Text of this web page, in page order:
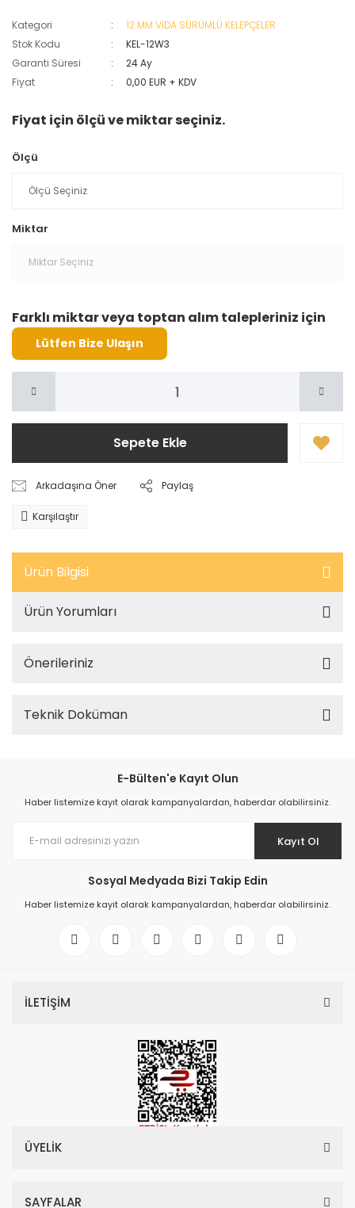
Kategori
12 MM VİDA SÜRÜMLÜ KELEPÇELER
Stok Kodu
KEL-12W3
Garanti Süresi
24 Ay
Fiyat
0,00 EUR + KDV
Fiyat için ölçü ve miktar seçiniz.
Ölçü
Miktar
Farklı miktar veya toptan alım talepleriniz için
Lütfen Bize Ulaşın
Sepete Ekle
Arkadaşına Öner Paylaş
Karşılaştır
Ürün Bilgisi
Ürün Yorumları
Önerileriniz
Teknik Doküman
E-Bülten'e Kayıt Olun
Haber listemize kayıt olarak kampanyalardan, haberdar olabilirsiniz.
Kayıt Ol
Sosyal Medyada Bizi Takip Edin
Haber listemize kayıt olarak kampanyalardan, haberdar olabilirsiniz.
İLETİŞİM
ÜYELİK
SAYFALAR